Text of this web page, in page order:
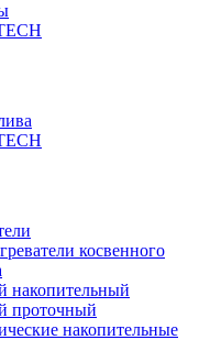
косвенного
накопительный
проточный
накопительные